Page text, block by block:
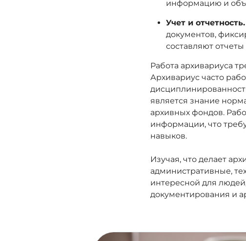
информацию и
Учет и отчетность.
документов,
составляют
Работа архивариуса
Архивариус часто
является знание
архивных фондов.
информации, что
навыков.
Изучая, что делает
административные,
интересной для
документирования и